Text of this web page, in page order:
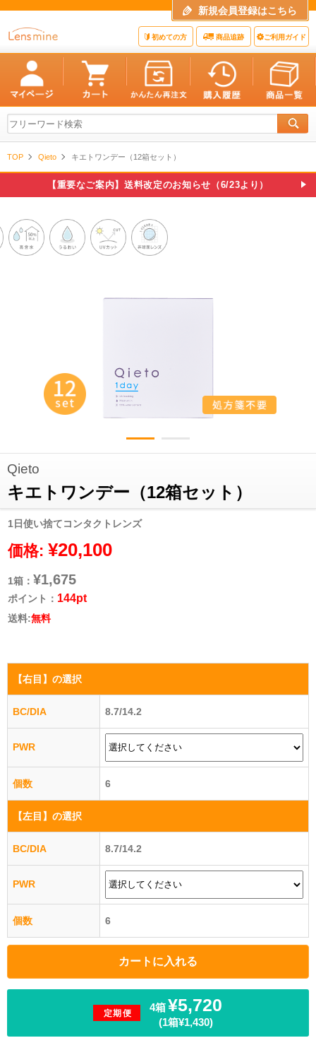
新規会員登録はこちら
初めての方 商品追跡 ご利用ガイド
TOP Qieto キエトワンデー（12箱セット）
【重要なご案内】送料改定のお知らせ（6/23より）
Qieto
キエトワンデー（12箱セット）
1日使い捨てコンタクトレンズ
価格: ¥20,100
1箱： ¥1,675
ポイント： 144pt
送料:無料
【右目】 の選択
BC/DIA 8.7/14.2
PWR
個数 6
【左目】 の選択
BC/DIA 8.7/14.2
PWR
個数 6
定期便 4箱 ¥5,720
(1箱¥1,430)